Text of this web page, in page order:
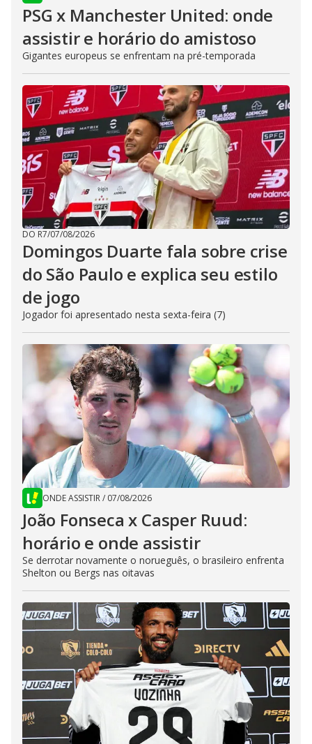
PSG x Manchester United: onde
assistir e horário do amistoso
Gigantes europeus se enfrentam na pré-temporada
DO R7/07/08/2026
Domingos Duarte fala sobre crise
do São Paulo e explica seu estilo
de jogo
Jogador foi apresentado nesta sexta-feira (7)
ONDE ASSISTIR/ 07/08/2026
João Fonseca x Casper Ruud:
horário e onde assistir
Se derrotar novamente o norueguês, o brasileiro enfrenta
Shelton ou Bergs nas oitavas